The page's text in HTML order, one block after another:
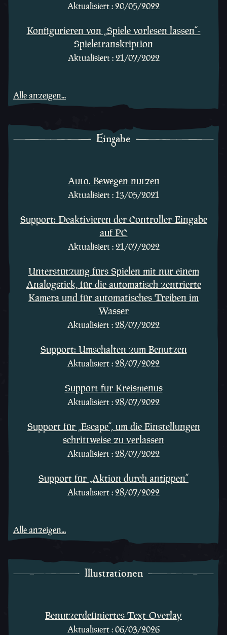
Aktualisiert : 20/05/2022
Konfigurieren von „Spiele vorlesen lassen“-
Spieletranskription
Aktualisiert : 21/07/2022
Alle anzeigen...
Eingabe
Auto. Bewegen nutzen
Aktualisiert : 13/05/2021
Support: Deaktivieren der Controller-Eingabe
auf PC
Aktualisiert : 21/07/2022
Unterstützung fürs Spielen mit nur einem
Analogstick, für die automatisch zentrierte
Kamera und für automatisches Treiben im
Wasser
Aktualisiert : 28/07/2022
Support: Umschalten zum Benutzen
Aktualisiert : 28/07/2022
Support für Kreismenüs
Aktualisiert : 28/07/2022
Support für „Escape“, um die Einstellungen
schrittweise zu verlassen
Aktualisiert : 28/07/2022
Support für „Aktion durch antippen“
Aktualisiert : 28/07/2022
Alle anzeigen...
Illustrationen
Benutzerdefiniertes Text-Overlay
Aktualisiert : 06/03/2026